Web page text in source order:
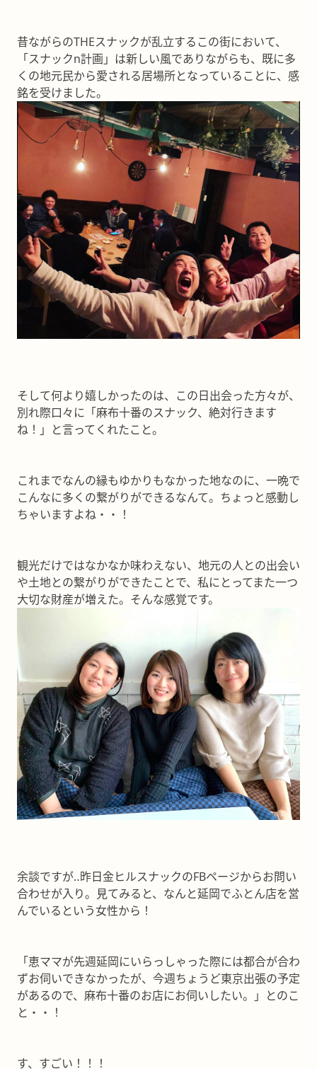
昔ながらのTHEスナックが乱立するこの街において、
「スナックn計画」は新しい風でありながらも、既に多
くの地元民から愛される居場所となっていることに、感
銘を受けました。
そして何より嬉しかったのは、この日出会った方々が、
別れ際口々に「麻布十番のスナック、絶対行きます
ね！」と言ってくれたこと。
これまでなんの縁もゆかりもなかった地なのに、一晩で
こんなに多くの繋がりができるなんて。ちょっと感動し
ちゃいますよね・・！
観光だけではなかなか味わえない、地元の人との出会い
や土地との繋がりができたことで、私にとってまた一つ
大切な財産が増えた。そんな感覚です。
余談ですが‥昨日金ヒルスナックのFBページからお問い
合わせが入り。見てみると、なんと延岡でふとん店を営
んでいるという女性から！
「恵ママが先週延岡にいらっしゃった際には都合が合わ
ずお伺いできなかったが、今週ちょうど東京出張の予定
があるので、麻布十番のお店にお伺いしたい。」とのこ
と・・！
す、すごい！！！